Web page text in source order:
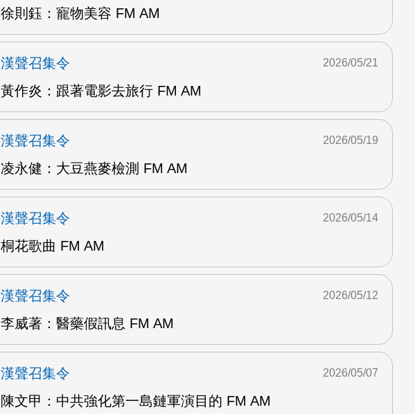
徐則鈺：寵物美容 FM AM
漢聲召集令
黃作炎：跟著電影去旅行 FM AM
2026/05/21
漢聲召集令
凌永健：大豆燕麥檢測 FM AM
2026/05/19
漢聲召集令
桐花歌曲 FM AM
2026/05/14
漢聲召集令
李威著：醫藥假訊息 FM AM
2026/05/12
漢聲召集令
陳文甲：中共強化第一島鏈軍演目的 FM AM
2026/05/07